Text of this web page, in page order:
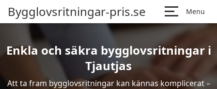
Bygglovsritningar-pris.se Menu
Enkla och säkra bygglovsritningar i
Tjautjas
Att ta fram bygglovsritningar kan kännas komplicerat –